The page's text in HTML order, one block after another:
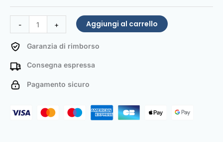
-
+
Aggiungi al carrello
Garanzia di rimborso
Consegna espressa
Pagamento sicuro